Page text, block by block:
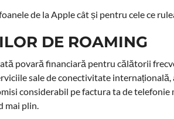
de la Apple cât și pentru cele ce
DE ROAMING
povară financiară pentru călătorii
sale de conectivitate internațională,
considerabil pe factura ta de
mai plin.